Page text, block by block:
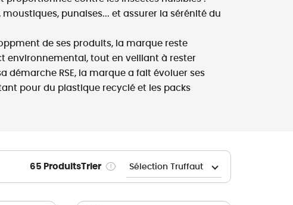
Nos marques de la nature
Ventes éphémères de plantes
Nos marques de la nature
Mon potager
punaises... et assurer la sérénité du
de ses produits, la marque reste
environnemental, tout en veillant à rester
démarche RSE, la marque a fait évoluer ses
pour du plastique recyclé et les packs
65 ProduitsTrier